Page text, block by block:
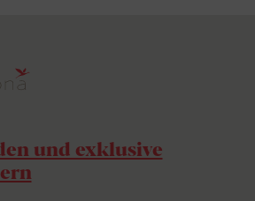
und exklusive